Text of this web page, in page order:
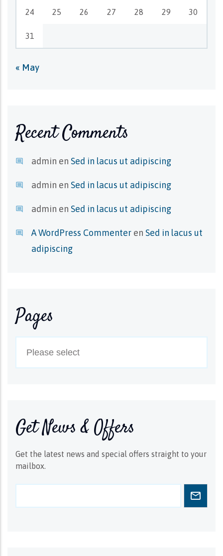
24 25 26 27 28 29 30
31
« May
Recent Comments
admin en Sed in lacus ut adipiscing
admin en Sed in lacus ut adipiscing
admin en Sed in lacus ut adipiscing
A WordPress Commenter en Sed in lacus ut
adipiscing
Pages
Get News & Offers
Get the latest news and special offers straight to your
mailbox.